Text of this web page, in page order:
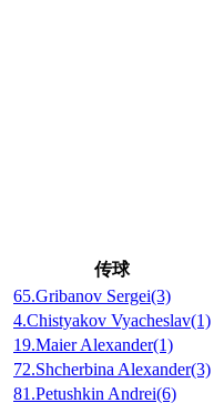
传球
65.Gribanov Sergei(3)
4.Chistyakov Vyacheslav(1)
19.Maier Alexander(1)
72.Shcherbina Alexander(3)
81.Petushkin Andrei(6)